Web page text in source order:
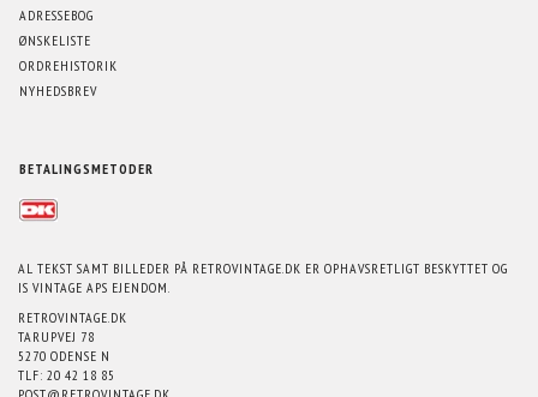
ADRESSEBOG
ØNSKELISTE
ORDREHISTORIK
NYHEDSBREV
BETALINGSMETODER
AL TEKST SAMT BILLEDER PÅ RETROVINTAGE.DK ER OPHAVSRETLIGT BESKYTTET OG
IS VINTAGE APS EJENDOM.
RETROVINTAGE.DK
TARUPVEJ 78
5270 ODENSE N
TLF: 20 42 18 85